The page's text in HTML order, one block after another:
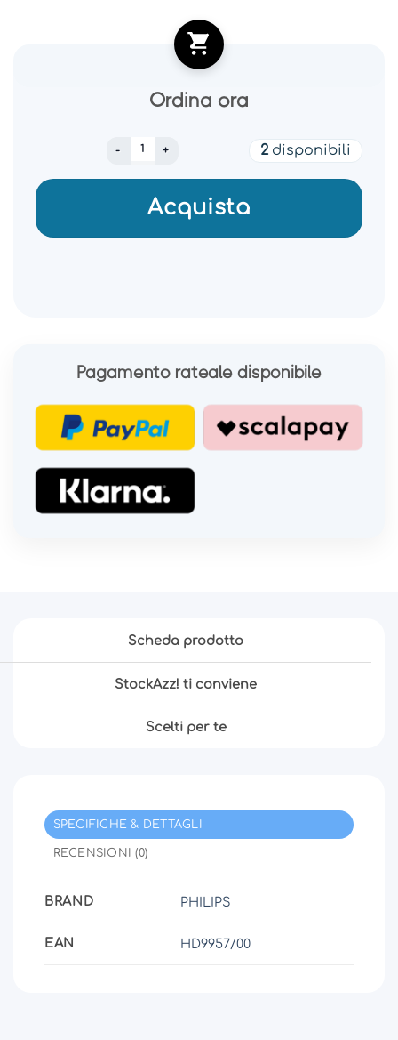
Ordina ora
AIR FRYER ACC BAKING KIT/HD9957/00
2 disponibili
Acquista
Pagamento rateale disponibile
Scheda prodotto
StockAzz! ti conviene
Scelti per te
SPECIFICHE & DETTAGLI
RECENSIONI (0)
BRAND PHILIPS
EAN HD9957/00